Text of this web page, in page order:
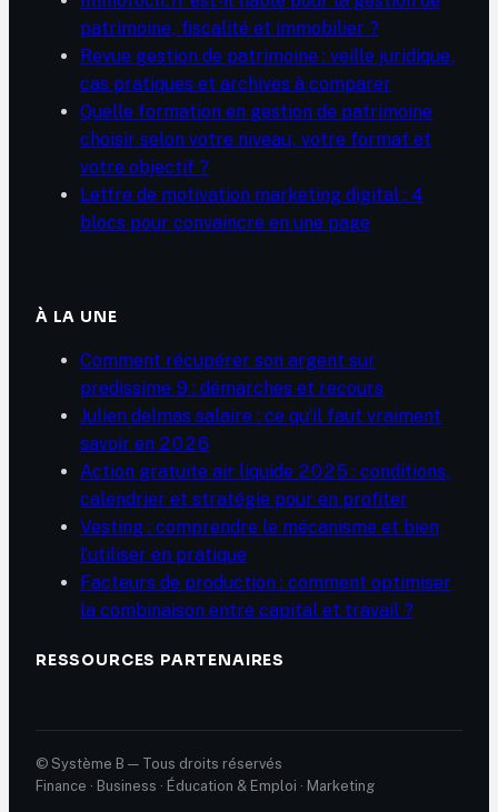
patrimoine, fiscalité et immobilier ?
Revue gestion de patrimoine : veille juridique,
cas pratiques et archives à comparer
Quelle formation en gestion de patrimoine
choisir selon votre niveau, votre format et
votre objectif ?
Lettre de motivation marketing digital : 4
blocs pour convaincre en une page
À LA UNE
Comment récupérer son argent sur
predissime 9 : démarches et recours
Julien delmas salaire : ce qu’il faut vraiment
savoir en 2026
Action gratuite air liquide 2025 : conditions,
calendrier et stratégie pour en profiter
Vesting : comprendre le mécanisme et bien
l’utiliser en pratique
Facteurs de production : comment optimiser
la combinaison entre capital et travail ?
RESSOURCES PARTENAIRES
© Système B — Tous droits réservés
Finance · Business · Éducation & Emploi · Marketing